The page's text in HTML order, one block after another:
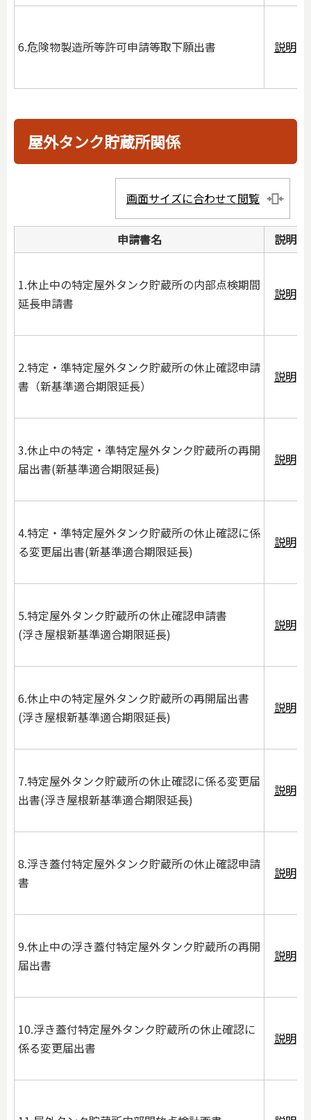
6.危険物製造所等許可申請等取下願出書 説明
屋外タンク貯蔵所関係
画面サイズに合わせて閲覧
申請書名 説明
1.休止中の特定屋外タンク貯蔵所の内部点検期間
延長申請書
説明
2.特定・準特定屋外タンク貯蔵所の休止確認申請
書（新基準適合期限延長）
説明
3.休止中の特定・準特定屋外タンク貯蔵所の再開
届出書(新基準適合期限延長)
説明
4.特定・準特定屋外タンク貯蔵所の休止確認に係
る変更届出書(新基準適合期限延長)
説明
5.特定屋外タンク貯蔵所の休止確認申請書
(浮き屋根新基準適合期限延長)
説明
6.休止中の特定屋外タンク貯蔵所の再開届出書
(浮き屋根新基準適合期限延長)
説明
7.特定屋外タンク貯蔵所の休止確認に係る変更届
出書(浮き屋根新基準適合期限延長)
説明
8.浮き蓋付特定屋外タンク貯蔵所の休止確認申請
書
説明
9.休止中の浮き蓋付特定屋外タンク貯蔵所の再開
届出書
説明
10.浮き蓋付特定屋外タンク貯蔵所の休止確認に
係る変更届出書
説明